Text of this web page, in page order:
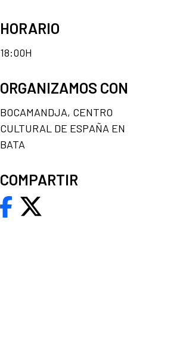
HORARIO
18:00H
ORGANIZAMOS CON
BOCAMANDJA, CENTRO
CULTURAL DE ESPAÑA EN
BATA
COMPARTIR